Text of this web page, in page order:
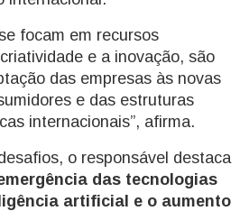
focam em recursos
e a inovação, são
das empresas às novas
e das estruturas
internacionais”, afirma.
o responsável destaca
das tecnologias
artificial e o aumento